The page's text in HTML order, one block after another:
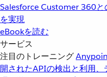
Salesforce Customer 360と
を実現
eBookを読む
サービス
注目のトレーニング
開されたAPIの検出と利用